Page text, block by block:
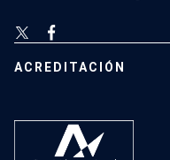
ACREDITACIÓN